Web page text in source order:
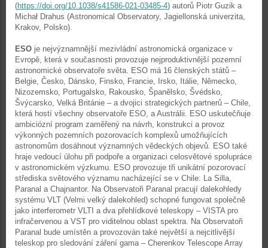
(https://doi.org/10.1038/s41586-021-03485-4) autorů Piotr Guzik a
Michał Drahus (Astronomical Observatory, Jagiellonská univerzita,
Krakov, Polsko).
ESO je nejvýznamnější mezivládní astronomická organizace v
Evropě, která v současnosti provozuje nejproduktivnější pozemní
astronomické observatoře světa. ESO má 16 členských států –
Belgie, Česko, Dánsko, Finsko, Francie, Irsko, Itálie, Německo,
Nizozemsko, Portugalsko, Rakousko, Španělsko, Švédsko,
Švýcarsko, Velká Británie – a dvojici strategických partnerů – Chile,
která hostí všechny observatoře ESO, a Austrálii. ESO uskutečňuje
ambiciózní program zaměřený na návrh, konstrukci a provoz
výkonných pozemních pozorovacích komplexů umožňujících
astronomům dosáhnout významných vědeckých objevů. ESO také
hraje vedoucí úlohu při podpoře a organizaci celosvětové spolupráce
v astronomickém výzkumu. ESO provozuje tři unikátní pozorovací
střediska světového významu nacházející se v Chile: La Silla,
Paranal a Chajnantor. Na Observatoři Paranal pracují dalekohledy
systému VLT (Velmi velký dalekohled) schopné fungovat společně
jako interferometr VLTI a dva přehlídkové teleskopy – VISTA pro
infračervenou a VST pro viditelnou oblast spektra. Na Observatoři
Paranal bude umístěn a provozován také největší a nejcitlivější
teleskop pro sledování záření gama – Cherenkov Telescope Array